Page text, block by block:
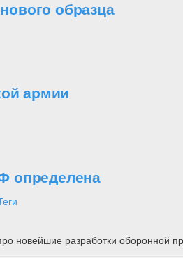
образца
армии
определена
новейшие разработки